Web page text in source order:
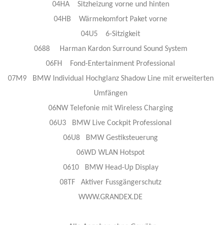
04HA Sitzheizung vorne und hinten
04HB Wärmekomfort Paket vorne
04U5 6-Sitzigkeit
0688 Harman Kardon Surround Sound System
06FH Fond-Entertainment Professional
07M9 BMW Individual Hochglanz Shadow Line mit erweiterten
Umfängen
06NW Telefonie mit Wireless Charging
06U3 BMW Live Cockpit Professional
06U8 BMW Gestiksteuerung
06WD WLAN Hotspot
0610 BMW Head-Up Display
08TF Aktiver Fussgängerschutz
WWW.GRANDEX.DE